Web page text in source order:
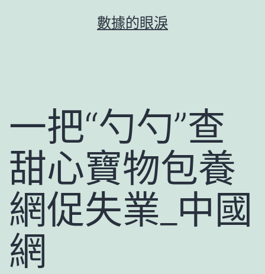
數據的眼淚
一把“勺勺”查
甜心寶物包養
網促失業_中國
網